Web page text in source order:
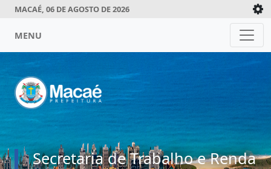
MACAÉ, 06 DE AGOSTO DE 2026
MENU
Secretaria de Trabalho e Renda